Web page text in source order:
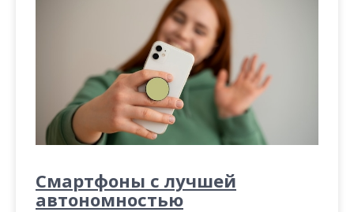
Смартфоны с лучшей
автономностью